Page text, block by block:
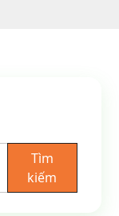
Tìm
kiếm